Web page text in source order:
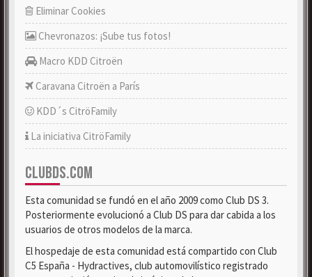
Eliminar Cookies
Chevronazos: ¡Sube tus fotos!
Macro KDD Citroën
Caravana Citroën a París
KDD´s CitröFamily
La iniciativa CitröFamily
CLUBDS.COM
Esta comunidad se fundó en el año 2009 como Club DS 3.
Posteriormente evolucionó a Club DS para dar cabida a los
usuarios de otros modelos de la marca.
El hospedaje de esta comunidad está compartido con Club
C5 España - Hydractives, club automovilístico registrado